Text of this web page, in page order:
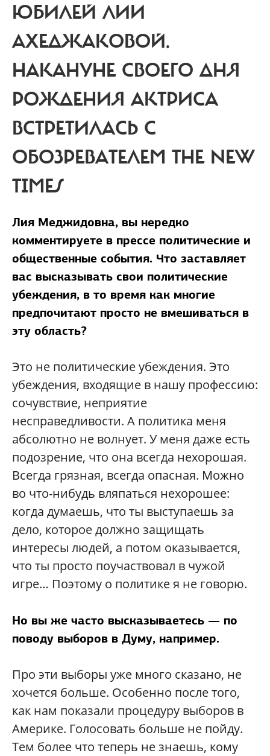
ЮБИЛЕЙ ЛИИ
АХЕДЖАКОВОЙ.
НАКАНУНЕ СВОЕГО ДНЯ
РОЖДЕНИЯ АКТРИСА
ВСТРЕТИЛАСЬ С
ОБОЗРЕВАТЕЛЕМ THE NEW
TIMES
Лия Меджидовна, вы нередко
комментируете в прессе политические и
общественные события. Что заставляет
вас высказывать свои политические
убеждения, в то время как многие
предпочитают просто не вмешиваться в
эту область?
Это не политические убеждения. Это
убеждения, входящие в нашу профессию:
сочувствие, неприятие
несправедливости. А политика меня
абсолютно не волнует. У меня даже есть
подозрение, что она всегда нехорошая.
Всегда грязная, всегда опасная. Можно
во что-нибудь вляпаться нехорошее:
когда думаешь, что ты выступаешь за
дело, которое должно защищать
интересы людей, а потом оказывается,
что ты просто поучаствовал в чужой
игре… Поэтому о политике я не говорю.
Но вы же часто высказываетесь — по
поводу выборов в Думу, например.
Про эти выборы уже много сказано, не
хочется больше. Особенно после того,
как нам показали процедуру выборов в
Америке. Голосовать больше не пойду.
Тем более что теперь не знаешь, кому